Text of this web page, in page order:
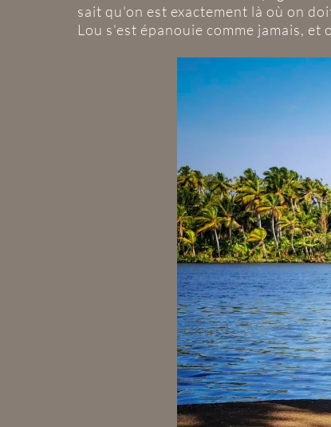
sait qu'on est exactement là où on
Lou s'est épanouie comme jamais,